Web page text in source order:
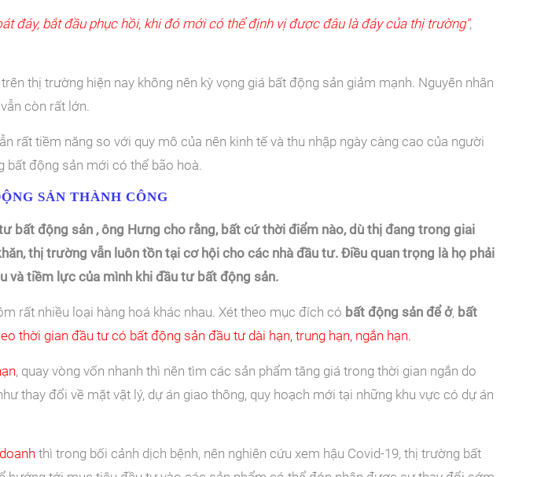
đáy, bắt đầu phục hồi, khi đó mới có thể định vị được đâu là đáy của thị trường",
thị trường hiện nay không nên kỳ vọng giá bất động sản giảm mạnh. Nguyên nhân
còn rất lớn.
rất tiềm năng so với quy mô của nên kinh tế và thu nhập ngày càng cao của người
bất động sản mới có thể bão hoà.
SẢN THÀNH CÔNG
bất động sản , ông Hưng cho rằng, bất cứ thời điểm nào, dù thị đang trong giai
thị trường vẫn luôn tồn tại cơ hội cho các nhà đầu tư. Điều quan trọng là họ phải
và tiềm lực của mình khi đầu tư bất động sản.
rất nhiều loại hàng hoá khác nhau. Xét theo mục đích có bất động sản để ở, bất
thời gian đầu tư có bất động sản đầu tư dài hạn, trung hạn, ngắn hạn.
, quay vòng vốn nhanh thì nên tìm các sản phẩm tăng giá trong thời gian ngắn do
thay đổi về mặt vật lý, dự án giao thông, quy hoạch mới tại những khu vực có dự án
thì trong bối cảnh dịch bệnh, nên nghiên cứu xem hậu Covid-19, thị trường bất